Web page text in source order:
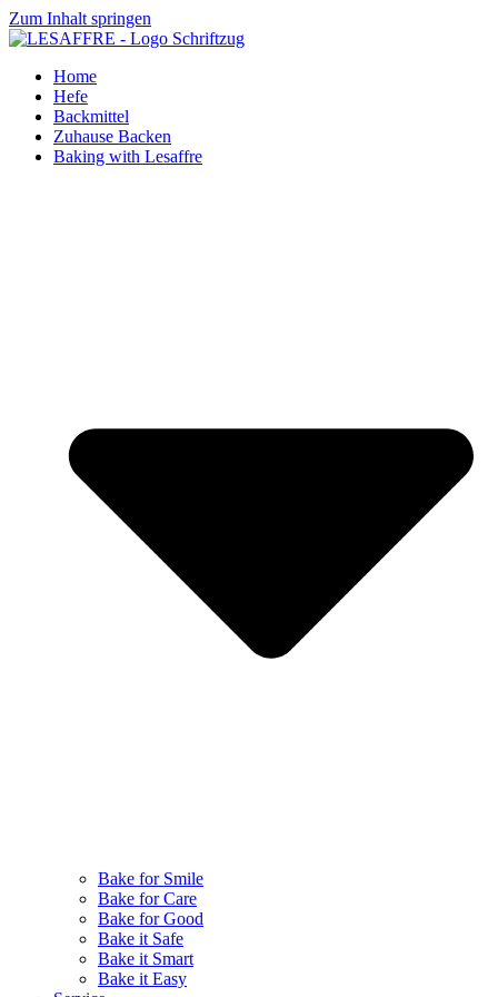
Zum Inhalt springen
Home
Hefe
Backmittel
Zuhause Backen
Baking with Lesaffre
Bake for Smile
Bake for Care
Bake for Good
Bake it Safe
Bake it Smart
Bake it Easy